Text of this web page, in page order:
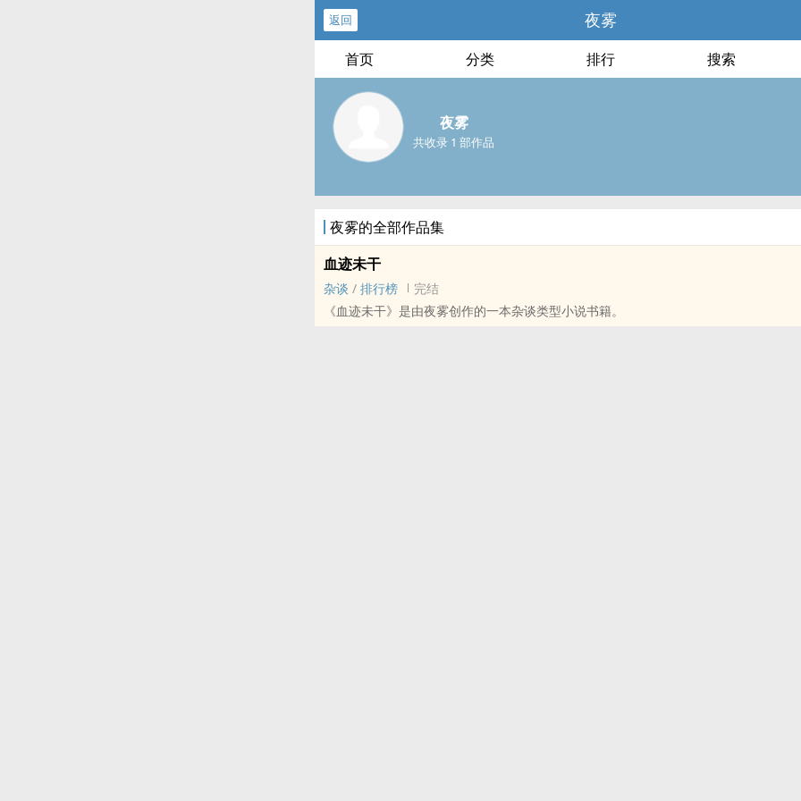
返回 夜雾
首页 分类 排行 搜索
夜雾
共收录 1 部作品
夜雾的全部作品集
血迹未干
杂谈 / 排行榜
完结
《血迹未干》是由夜雾创作的一本杂谈类型小说书籍。